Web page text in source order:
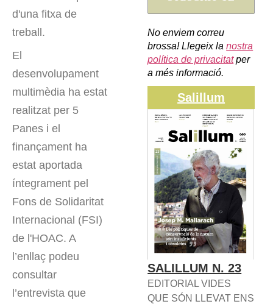
d'una fitxa de
treball.
El
desenvolupament
multimèdia ha estat
realitzat per 5
Panes i el
finançament ha
estat aportada
íntegrament pel
Fons de Solidaritat
Internacional (FSI)
de l'HOAC. A
l’enllaç podeu
consultar
l’entrevista que
No enviem correu
brossa! Llegeix lanostra
política de privacitatper
a més informació.
Salillum
SALILLUM N. 23
EDITORIAL VIDES
QUE SÓN LLEVAT ENS